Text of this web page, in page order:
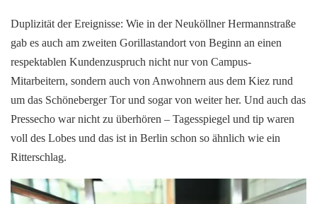
Duplizität der Ereignisse: Wie in der Neuköllner Hermannstraße
gab es auch am zweiten Gorillastandort von Beginn an einen
respektablen Kundenzuspruch nicht nur von Campus-
Mitarbeitern, sondern auch von Anwohnern aus dem Kiez rund
um das Schöneberger Tor und sogar von weiter her. Und auch das
Pressecho war nicht zu überhören – Tagesspiegel und tip waren
voll des Lobes und das ist in Berlin schon so ähnlich wie ein
Ritterschlag.